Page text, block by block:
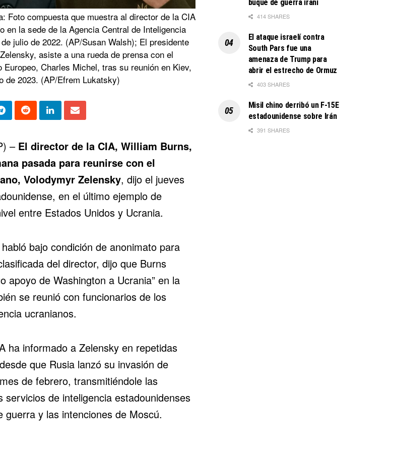
Foto compuesta que muestra al director de la CIA
en la sede de la Agencia Central de Inteligencia
julio de 2022. (AP/Susan Walsh); El presidente
asiste a una rueda de prensa con el
Europeo, Charles Michel, tras su reunión en Kiev,
de 2023. (AP/Efrem Lukatsky)
– El director de la CIA, William Burns,
pasada para reunirse con el
Volodymyr Zelensky, dijo el jueves
en el último ejemplo de
entre Estados Unidos y Ucrania.
bajo condición de anonimato para
del director, dijo que Burns
apoyo de Washington a Ucrania” en la
se reunió con funcionarios de los
ucranianos.
ha informado a Zelensky en repetidas
que Rusia lanzó su invasión de
de febrero, transmitiéndole las
servicios de inteligencia estadounidenses
guerra y las intenciones de Moscú.
buque de guerra iraní
414 SHARES
El ataque israelí contra
South Pars fue una
amenaza de Trump para
abrir el estrecho de Ormuz
403 SHARES
Misil chino derribó un F-15E
estadounidense sobre Irán
391 SHARES